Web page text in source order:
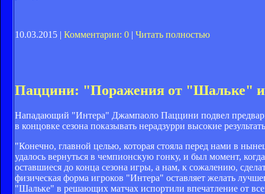
10.03.2015 | Комментарии: 0 | Читать полностью
Паццини: "Поражения от "Шальке" и
Нападающий "Интера" Джампаоло Паццини подвел
в концовке сезона показывать нерадзурри высокие
"Конечно, главной целью, которая стояла перед нами в
удалось вернуться в чемпионскую гонку, и был момент,
оставшиеся до конца сезона игры, а нам, к сожалению,
физическая форма игроков "Интера" оставляет желать
"Шальке" в решающих матчах испортили впечатление от